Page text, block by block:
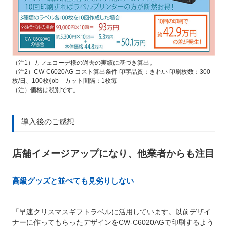
（注1）カフェコーデ様の過去の実績に基づき算出。
（注2）CW-C6020AG コスト算出条件 印字品質：きれい 印刷枚数：300
枚/日、100枚/job カット間隔：1枚毎
（注）価格は税別です。
導入後のご感想
店舗イメージアップになり、他業者からも注目
高級グッズと並べても見劣りしない
「早速クリスマスギフトラベルに活用しています。以前デザイ
ナーに作ってもらったデザインをCW-C6020AGで印刷するよう